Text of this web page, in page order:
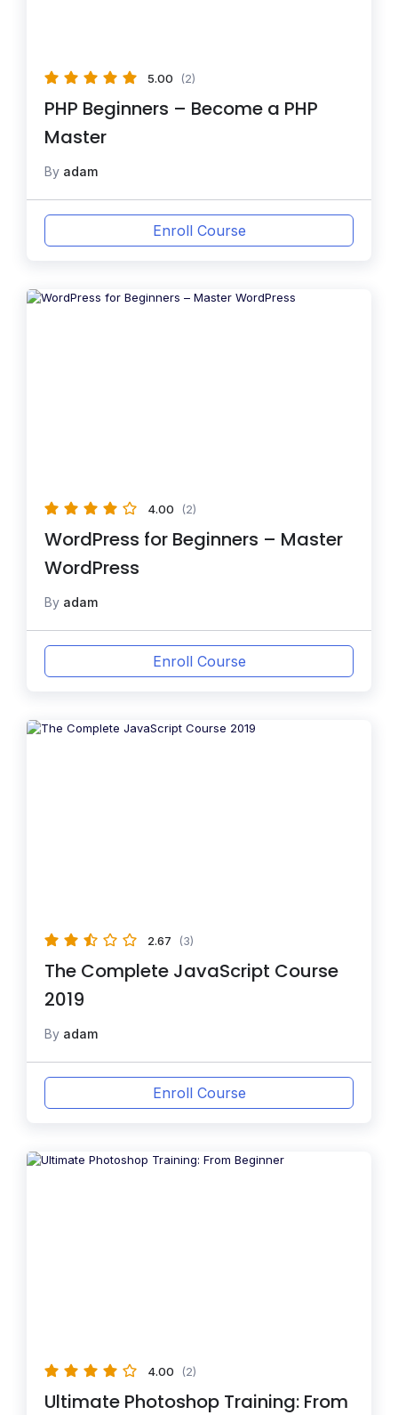
5.00 (2)
PHP Beginners – Become a PHP
Master
By adam
Enroll Course
4.00 (2)
WordPress for Beginners – Master
WordPress
By adam
Enroll Course
2.67 (3)
The Complete JavaScript Course
2019
By adam
Enroll Course
4.00 (2)
Ultimate Photoshop Training: From